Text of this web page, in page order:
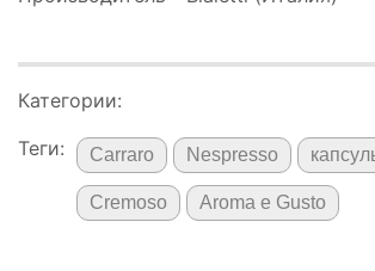
Категории:
Теги:
Carraro Nespresso
Cremoso Aroma e Gusto